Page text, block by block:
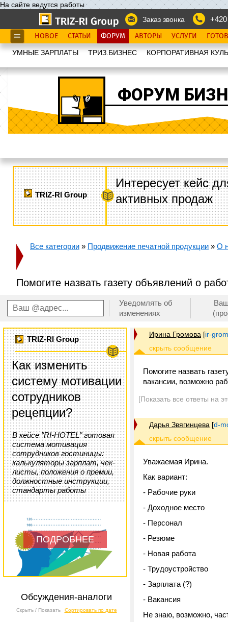
На сайте ведутся работы
Заказ звонка
НОВОЕ СТАТЬИ ФОРУМ АВТОРЫ УСЛУГИ
УМНЫЕ ЗАРПЛАТЫ ТРИЗ.БИЗНЕС КОРПОРАТИВНАЯ
ФОРУМ
TRIZ-RI Group
Интересует кейс
активных продаж
Все категории » Продвижение печатной продукции » О
Помогите назвать газету объявлений о
Уведомлять об
изменениях
TRIZ-RI Group
Как изменить
систему мотивации
сотрудников
рецепции?
В кейсе "RI-HOTEL" готовая
система мотивация
сотрудников гостиницы:
калькуляторы зарплат, чек-
листы, положения о премии,
должностные инструкции,
стандарты работы
ПОДРОБНЕЕ
Обсуждения-аналоги
Скрыть / Показать Сортировать по дате
Ирина Громова [ir-
Помогите назвать
вакансии, возможно
[Показать все ответы на
Дарья Звягинцева [d-
Уважаемая Ирина.
Как вариант:
- Рабочие руки
- Доходное место
- Персонал
- Резюме
- Новая работа
- Трудоустройство
- Зарплата (?)
- Вакансия
Не знаю, возможно,